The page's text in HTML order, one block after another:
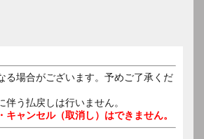
る場合がございます。予めご了承くだ
伴う払戻しは行いません。
キャンセル（取消し）はできません。